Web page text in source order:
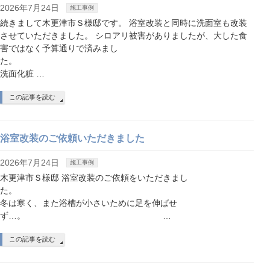
2026年7月24日 施工事例
続きまして木更津市Ｓ様邸です。 浴室改装と同時に洗面室も改装
させていただきました。 シロアリ被害がありましたが、大した食
害ではなく予算通りで済みまし
た。
洗面化粧 …
この記事を読む
浴室改装のご依頼いただきました
2026年7月24日 施工事例
木更津市Ｓ様邸 浴室改装のご依頼をいただきまし
た
冬は寒く、また浴槽が小さいために足を伸ばせ
ず…。 …
この記事を読む